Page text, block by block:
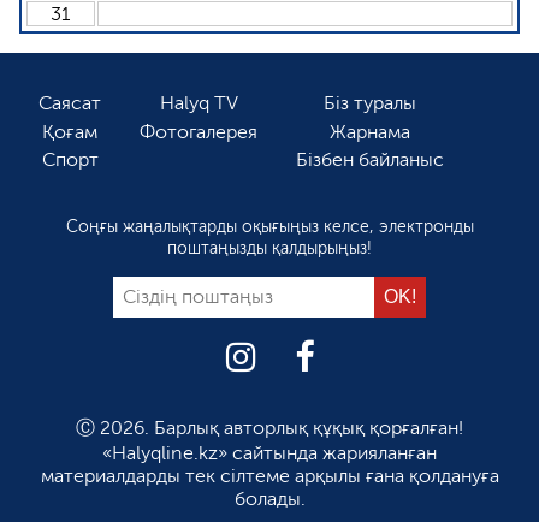
31
Саясат
Қоғам
Спорт
Halyq TV
Фотогалерея
Біз туралы
Жарнама
Бізбен байланыс
Соңғы жаңалықтарды оқығыңыз келсе, электронды
поштаңызды қалдырыңыз!
Ⓒ 2026. Барлық авторлық құқық қорғалған!
«Halyqline.kz» сайтында жарияланған
материалдарды тек сілтеме арқылы ғана қолдануға
болады.